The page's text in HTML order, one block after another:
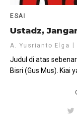
ESAI
Ustadz,
A. Yusrianto Elga
Judul di atas
Bisri (Gus Mus). Kiai